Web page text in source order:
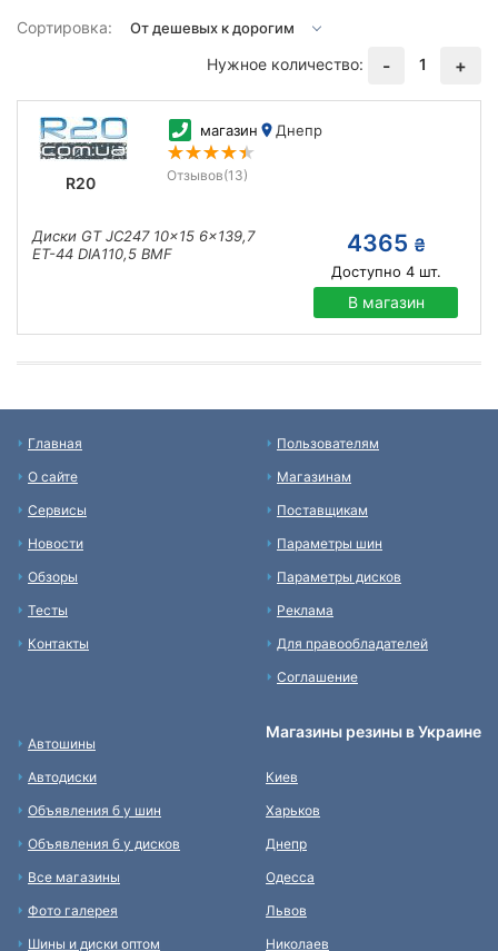
Сортировка:
Нужное количество:
- 1 +
R20
магазин Днепр
Отзывов(13)
Диски GT JC247 10x15 6x139,7
ET-44 DIA110,5 BMF
4365 ₴
Доступно 4шт.
В магазин
Главная
О сайте
Сервисы
Новости
Обзоры
Тесты
Контакты
Пользователям
Магазинам
Поставщикам
Параметры шин
Параметры дисков
Реклама
Для правообладателей
Соглашение
Автошины
Автодиски
Объявления б у шин
Объявления б у дисков
Все магазины
Фото галерея
Шины и диски оптом
Магазины резины в Украине
Киев
Харьков
Днепр
Одесса
Львов
Николаев